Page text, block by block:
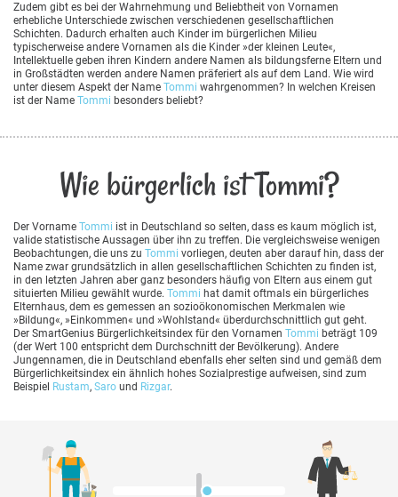
Zudem gibt es bei der Wahrnehmung und Beliebtheit von Vornamen
erhebliche Unterschiede zwischen verschiedenen gesellschaftlichen
Schichten. Dadurch erhalten auch Kinder im bürgerlichen Milieu
typischerweise andere Vornamen als die Kinder »der kleinen Leute«,
Intellektuelle geben ihren Kindern andere Namen als bildungsferne Eltern und
in Großstädten werden andere Namen präferiert als auf dem Land. Wie wird
unter diesem Aspekt der Name Tommi wahrgenommen? In welchen Kreisen
ist der Name Tommi besonders beliebt?
Wie bürgerlich ist Tommi?
Der Vorname Tommi ist in Deutschland so selten, dass es kaum möglich ist,
valide statistische Aussagen über ihn zu treffen. Die vergleichsweise wenigen
Beobachtungen, die uns zu Tommi vorliegen, deuten aber darauf hin, dass der
Name zwar grundsätzlich in allen gesellschaftlichen Schichten zu finden ist,
in den letzten Jahren aber ganz besonders häufig von Eltern aus einem gut
situierten Milieu gewählt wurde. Tommi hat damit oftmals ein bürgerliches
Elternhaus, dem es gemessen an sozioökonomischen Merkmalen wie
»Bildung«, »Einkommen« und »Wohlstand« überdurchschnittlich gut geht.
Der SmartGenius Bürgerlichkeitsindex für den Vornamen Tommi beträgt 109
(der Wert 100 entspricht dem Durchschnitt der Bevölkerung). Andere
Jungennamen, die in Deutschland ebenfalls eher selten sind und gemäß dem
Bürgerlichkeitsindex ein ähnlich hohes Sozialprestige aufweisen, sind zum
Beispiel Rustam, Saro und Rizgar.